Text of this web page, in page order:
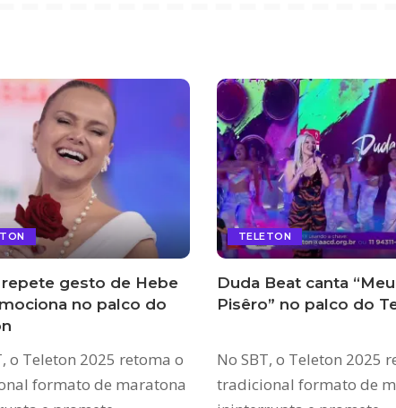
repete gesto de Hebe
no palco do
o Teleton 2025 retoma o
formato de maratona
TELETON
Duda Beat canta “Meu
Pisêro” no palco do
No SBT, o Teleton 2025
tradicional formato de